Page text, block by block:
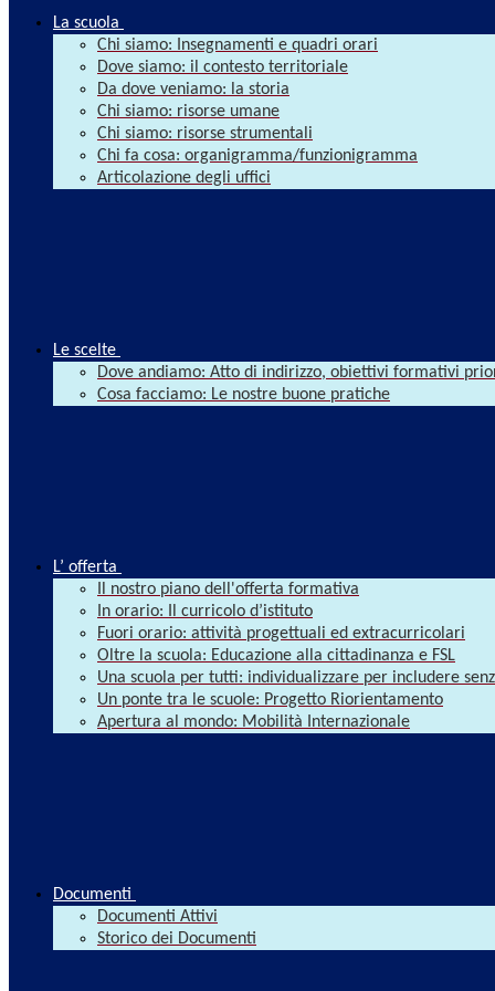
La scuola
Chi siamo: Insegnamenti e quadri orari
Dove siamo: il contesto territoriale
Da dove veniamo: la storia
Chi siamo: risorse umane
Chi siamo: risorse strumentali
Chi fa cosa: organigramma/funzionigramma
Articolazione degli uffici
Le scelte
Dove andiamo: Atto di indirizzo, obiettivi formativi
Cosa facciamo: Le nostre buone pratiche
L’ offerta
Il nostro piano dell'offerta formativa
In orario: Il curricolo d’istituto
Fuori orario: attività progettuali ed extracurricolari
Oltre la scuola: Educazione alla cittadinanza e FSL
Una scuola per tutti: individualizzare per includere
Un ponte tra le scuole: Progetto Riorientamento
Apertura al mondo: Mobilità Internazionale
Documenti
Documenti Attivi
Storico dei Documenti